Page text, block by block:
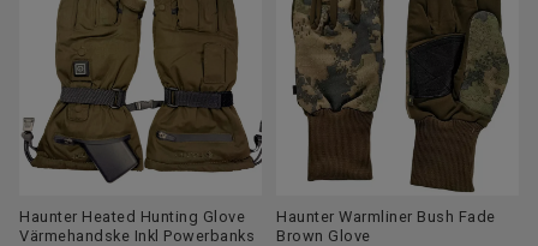
Haunter Heated Hunting Glove
Värmehandske Inkl Powerbanks
Haunter Warmliner Bush Fade
Brown Glove